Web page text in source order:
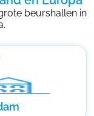
beurshallen in